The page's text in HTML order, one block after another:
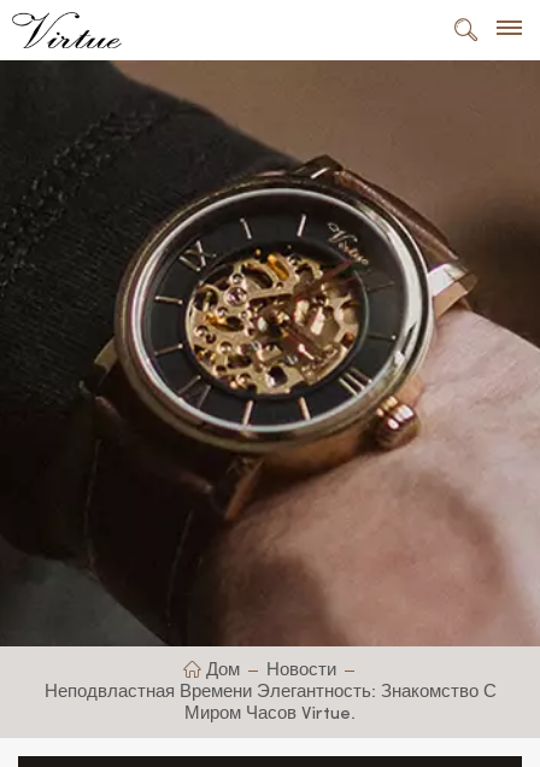
Дом
Новости
Неподвластная Времени Элегантность: Знакомство С
Миром Часов Virtue.